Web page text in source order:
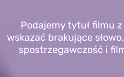
Podajemy tytuł filmu
wskazać brakujące
spostrzegawczość i